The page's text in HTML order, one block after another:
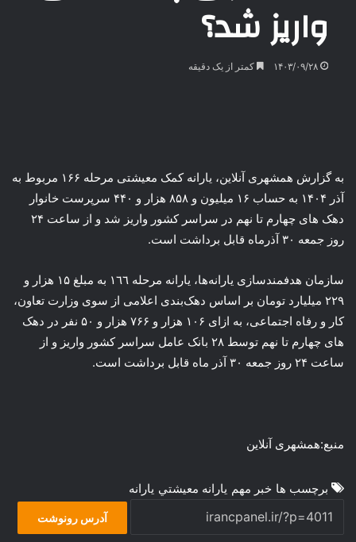
واریز شد؟
۱۴۰۳/۰۹/۲۸ کمتر از یک دقیقه
به گزارش همشهری آنلاین، ‌یارانه کمک معیشتی مرحله ۱۶۶ مربوط به
آذر ۱۴۰۴ به حساب ۱۶ میلیون و ۸۵۸ هزار و ۴۴۰ سرپرست خانوار
دهک های چهارم تا نهم در سراسر کشور واریز شد و از ساعت ۲۴
روز جمعه ۳۰ آذرماه قابل برداشت است.
سازمان هدفمندسازی یارانه‌ها، یارانه مرحله ١٦٦ به مبلغ ۱۵ هزار و
۲۲۹ میلیارد تومان بر اساس دهک‌بندی اعلامی از سوی وزارت تعاون،
کار و رفاه اجتماعی، به ازای ۱۰۶ هزار و ۷۶۶ هزار و ۵۰ نفر در دهک
های چهارم تا نهم توسط ۲۸ بانک عامل سراسر کشور واریز و از
ساعت ۲۴ روز جمعه ۳۰ آذر ماه قابل برداشت است.
منبع:همشهری آنلاین
برچسب ها خبر مهم يارانه معيشتي یارانه
آدرس رونوشت